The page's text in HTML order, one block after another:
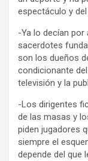
espectáculo y
-Ya lo decían
sacerdotes
son los dueños
condicionante
televisión y la
-Los dirigentes
de las masas y
piden jugadores
siempre el
depende del que